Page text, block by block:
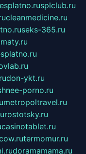
splclub.ru
cleanmedicine.ru
seks-365.ru
don-ykt.ru
porno.ru
metropoltravel.ru
rostotsky.ru
casinotablet.ru
termomur.ru
doramamama.ru